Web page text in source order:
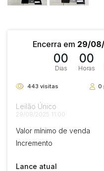
Encerra em 29/
00
Dias
00
Horas
443 visitas 0
Leilão Único
29/08/2025 11:00
Valor mínimo de venda
Incremento
Lance atual